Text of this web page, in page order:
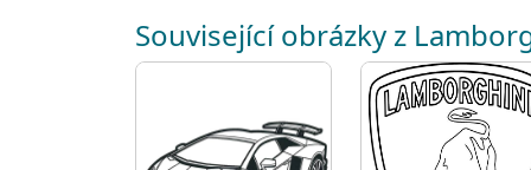
Související obrázky z